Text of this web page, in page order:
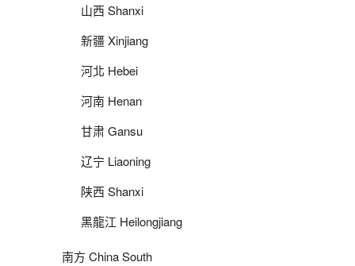
山西 Shanxi
新疆 Xinjiang
河北 Hebei
河南 Henan
甘肃 Gansu
辽宁 Liaoning
陕西 Shanxi
黑龍江 Heilongjiang
南方 China South